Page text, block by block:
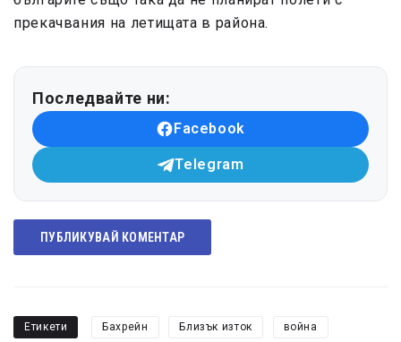
прекачвания на летищата в района.
Последвайте ни:
Facebook
Telegram
ПУБЛИКУВАЙ КОМЕНТАР
Етикети Бахрейн Близък изток война